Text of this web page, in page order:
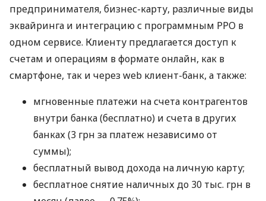
предпринимателя, бизнес-карту, различные виды
эквайринга и интеграцию с программным РРО в
одном сервисе. Клиенту предлагается доступ к
счетам и операциям в формате онлайн, как в
смартфоне, так и через web клиент-банк, а также:
мгновенные платежи на счета контрагентов
внутри банка (бесплатно) и счета в других
банках (3 грн за платеж независимо от
суммы);
бесплатный вывод дохода на личную карту;
бесплатное снятие наличных до 30 тыс. грн в